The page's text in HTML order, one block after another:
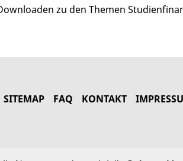
zu den Themen
SITEMAP FAQ KONTAKT